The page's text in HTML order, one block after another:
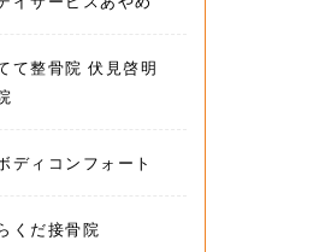
て整骨院 伏見啓明
ディコンフォート
くだ接骨院